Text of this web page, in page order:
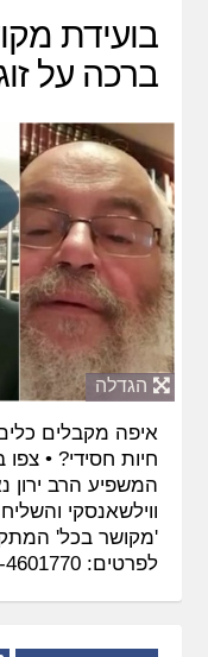
בועידת
ברכה על
הגדלה
איפה מקבלים
חיות חסידי? •
המשפיע הרב ירון
ווילשאנסקי
לפרטים: 058-4601770 •